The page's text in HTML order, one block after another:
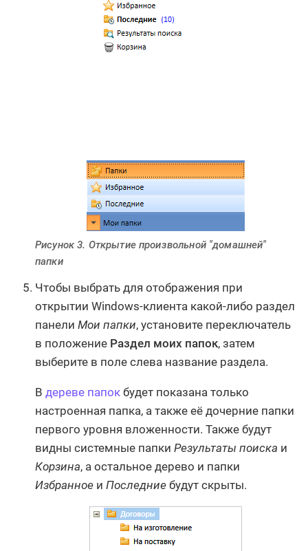
Рисунок 3. Открытие произвольной "домашней"
папки
Чтобы выбрать для отображения при
открытии Windows-клиента какой-либо раздел
панели Мои папки, установите переключатель
в положение Раздел моих папок, затем
выберите в поле слева название раздела.
В дереве папок будет показана только
настроенная папка, а также её дочерние папки
первого уровня вложенности. Также будут
видны системные папки Результаты поиска и
Корзина, а остальное дерево и папки
Избранное и Последние будут скрыты.